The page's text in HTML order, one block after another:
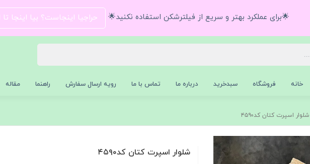
🌟برای عملکرد بهتر و سریع از فیلترشکن استفاده نکنید🌟 حراجیا اینجاست؟ بیا اینجا
خانه فروشگاه سبدخرید درباره ما تماس با ما رویه ارسال سفارش راهنما مقاله
شلوار اسپرت کتان کد۴۵۹۰
شلوار اسپرت کتان کد۴۵۹۰